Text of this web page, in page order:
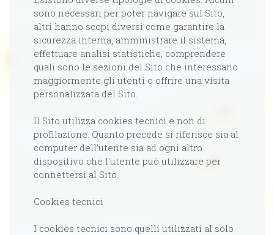
sono necessari per poter navigare sul Sito,
altri hanno scopi diversi come garantire la
sicurezza interna, amministrare il sistema,
effettuare analisi statistiche, comprendere
quali sono le sezioni del Sito che interessano
maggiormente gli utenti o offrire una visita
personalizzata del Sito.
Il Sito utilizza cookies tecnici e non di
profilazione. Quanto precede si riferisce sia al
computer dell’utente sia ad ogni altro
dispositivo che l'utente può utilizzare per
connettersi al Sito.
Cookies tecnici
I cookies tecnici sono quelli utilizzati al solo